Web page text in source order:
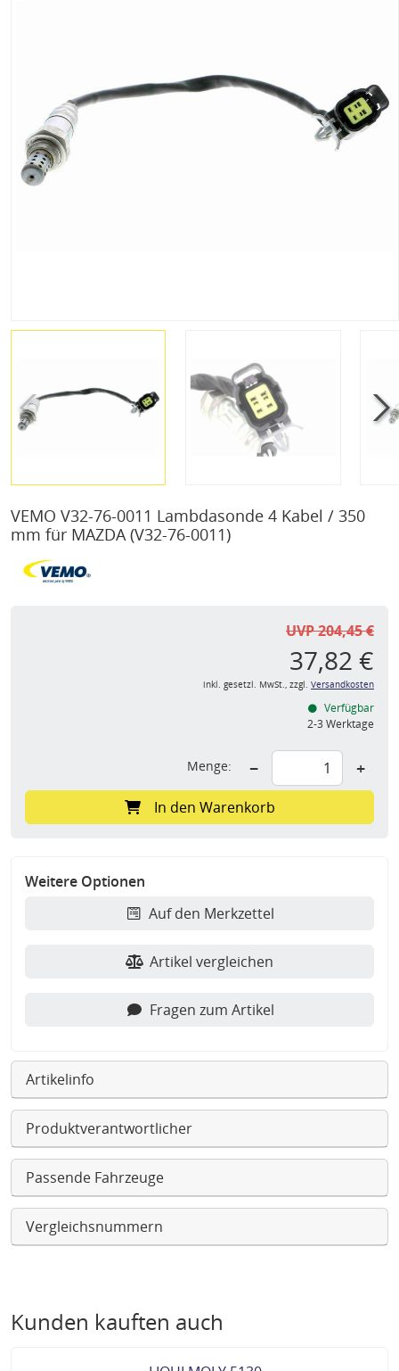
VEMO V32-76-0011 Lambdasonde 4 Kabel / 350
mm für MAZDA(V32-76-0011)
UVP 204,45 €
37,82 €
inkl. gesetzl. MwSt., zzgl. Versandkosten
Verfügbar
2-3 Werktage
Menge: − +
In den Warenkorb
Weitere Optionen
Auf den Merkzettel
Artikel vergleichen
Fragen zum Artikel
Artikelinfo
Produktverantwortlicher
Passende Fahrzeuge
Vergleichsnummern
Kunden kauften auch